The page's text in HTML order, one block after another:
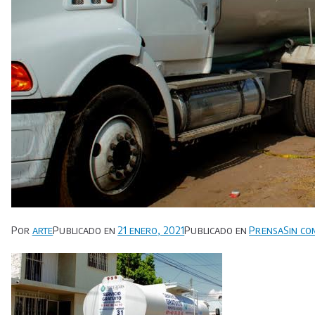
Por artePublicado en 21 enero, 2021Publicado enPrensaSin